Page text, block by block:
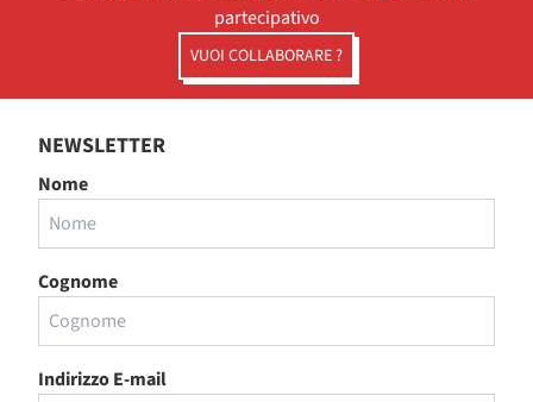
partecipativo
VUOI COLLABORARE ?
NEWSLETTER
Nome
Cognome
Indirizzo E-mail